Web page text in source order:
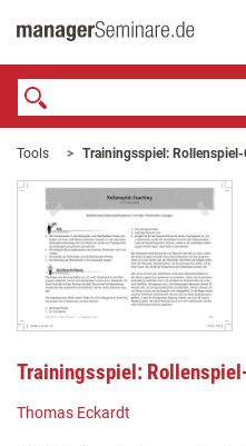
Tools Trainingsspiel:
Trainingsspiel:
Thomas Eckardt